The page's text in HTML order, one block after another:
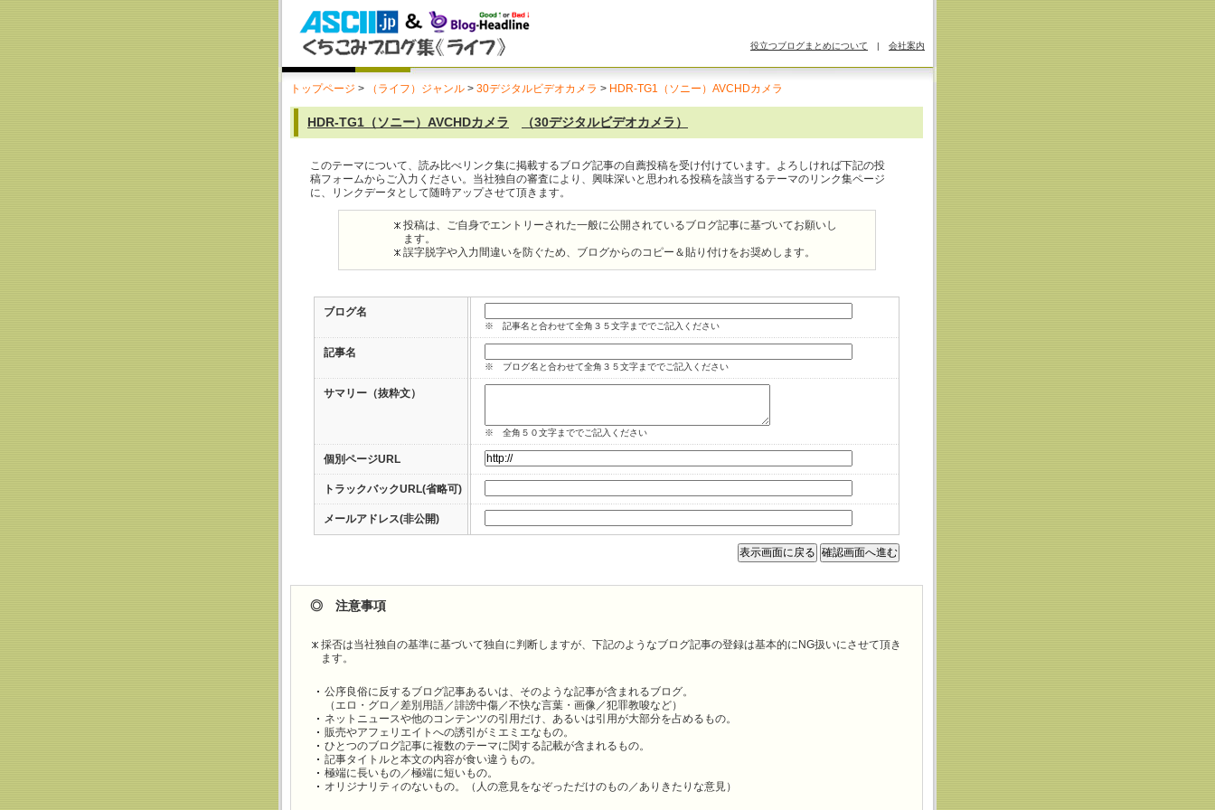
役立つブログまとめについて | 会社案内
トップページ > （ライフ）ジャンル > 30デジタルビデオカメラ > HDR-TG1（ソニー）AVCHDカメラ
HDR-TG1（ソニー）AVCHDカメラ （30デジタルビデオカメラ）
このテーマについて、読み比べリンク集に掲載するブログ記事の自薦投稿を受け付けています。よろしければ下記の投
稿フォームからご入力ください。当社独自の審査により、興味深いと思われる投稿を該当するテーマのリンク集ページ
に、リンクデータとして随時アップさせて頂きます。
投稿は、ご自身でエントリーされた一般に公開されているブログ記事に基づいてお願いし
ます。
誤字脱字や入力間違いを防ぐため、ブログからのコピー＆貼り付けをお奨めします。
ブログ名
※ 記事名と合わせて全角３５文字まででご記入ください
記事名
※ ブログ名と合わせて全角３５文字まででご記入ください
サマリー（抜粋文）
※ 全角５０文字まででご記入ください
個別ページURL
トラックバックURL(省略可)
メールアドレス(非公開)
◎ 注意事項
採否は当社独自の基準に基づいて独自に判断しますが、下記のようなブログ記事の登録は基本的にNG扱いにさせて頂き
ます。
公序良俗に反するブログ記事あるいは、そのような記事が含まれるブログ。
（エロ・グロ／差別用語／誹謗中傷／不快な言葉・画像／犯罪教唆など）
ネットニュースや他のコンテンツの引用だけ、あるいは引用が大部分を占めるもの。
販売やアフェリエイトへの誘引がミエミエなもの。
ひとつのブログ記事に複数のテーマに関する記載が含まれるもの。
記事タイトルと本文の内容が食い違うもの。
極端に長いもの／極端に短いもの。
オリジナリティのないもの。（人の意見をなぞっただけのもの／ありきたりな意見）